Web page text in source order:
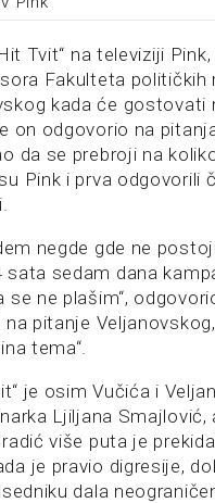
Tvit“ na televiziji
Fakulteta političkih
kada će gostovati
on odgovorio na
da se prebroji na
Pink i prva odgovorili
negde gde ne
sata sedam dana
se ne plašim“,
pitanje
tema“.
je osim Vučića i
Ljiljana Smajlović,
više puta je
je pravio digresije,
dala